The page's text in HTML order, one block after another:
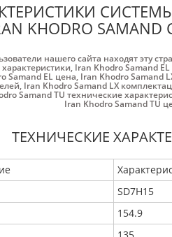
KHODRO
нашего сайта находят эту
, Iran Khodro Samand
Samand EL цена, Iran Khodro Samand
, Iran Khodro Samand LX
Samand TU технические
Iran Khodro Samand TU
ТЕХНИЧЕСКИЕ
SD7H15
154.9